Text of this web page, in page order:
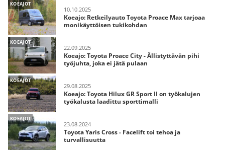
KOEAJOT
10.10.2025
Koeajo: Retkeilyauto Toyota Proace Max tarjoaa
monikäyttöisen tukikohdan
KOEAJOT
22.09.2025
Koeajo: Toyota Proace City - Ällistyttävän pihi
työjuhta, joka ei jätä pulaan
KOEAJOT
29.08.2025
Koeajo: Toyota Hilux GR Sport II on työkalujen
työkalusta laadittu sporttimalli
KOEAJOT
23.08.2024
Toyota Yaris Cross - Facelift toi tehoa ja
turvallisuutta